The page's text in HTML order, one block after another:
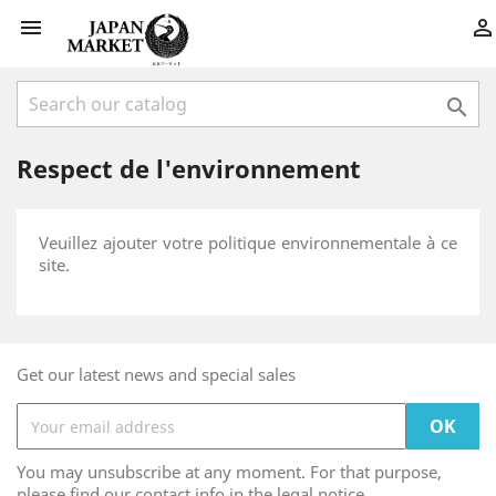
 

Respect de l'environnement
Veuillez ajouter votre politique environnementale à ce
site.
Get our latest news and special sales
You may unsubscribe at any moment. For that purpose,